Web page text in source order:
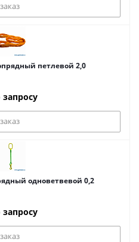
петлевой 2,0
одноветвевой 0,2